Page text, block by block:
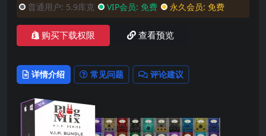
普通用户: 5.9库克 VIP会员: 免费 永久会员: 免费
购买下载权限 查看预览
详情介绍 常见问题 评论建议